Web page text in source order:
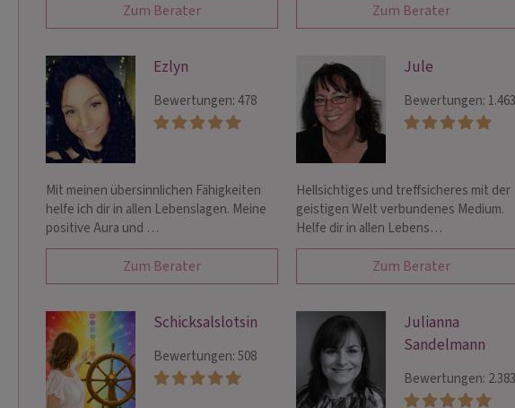
Zum Berater Zum Berater
Ezlyn
Bewertungen: 478
Mit meinen übersinnlichen Fähigkeiten
helfe ich dir in allen Lebenslagen. Meine
positive Aura und …
Zum Berater
Jule
Bewertungen: 1.463
Hellsichtiges und treffsicheres mit der
geistigen Welt verbundenes Medium.
Helfe dir in allen Lebens…
Zum Berater
Schicksalslotsin
Bewertungen: 508
Julianna
Sandelmann
Bewertungen: 2.383